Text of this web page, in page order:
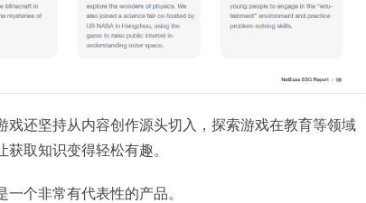
戏还坚持从内容创作源头切入，探索游戏在教育等领域
取知识变得轻松有趣。
个非常有代表性的产品。